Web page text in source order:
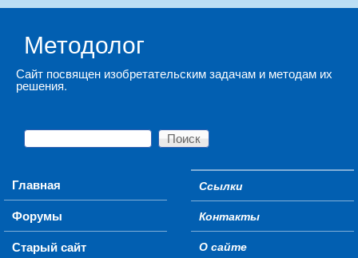
Методолог
Сайт посвящен изобретательским задачам и методам их
решения.
Форма поиска
Поиск
Main menu
Главная
Форумы
Старый сайт
Secondary menu
Ссылки
Контакты
О сайте